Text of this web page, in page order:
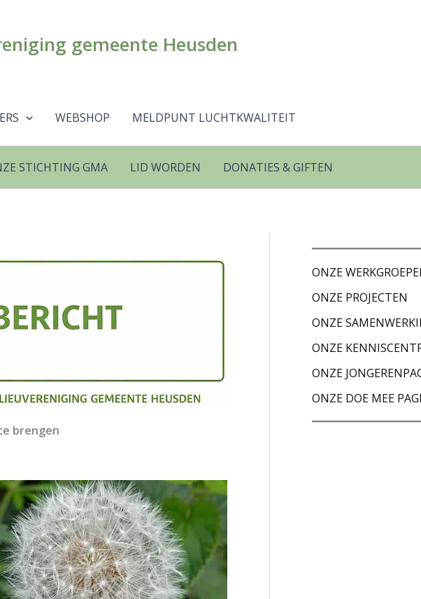
gemeente Heusden
WEBSHOP MELDPUNT LUCHTKWALITEIT
STICHTING GMA LID WORDEN DONATIES & GIFTEN
brengen
ONZE
ONZE PROJECTEN
ONZE
ONZE
ONZE
ONZE DOE MEE